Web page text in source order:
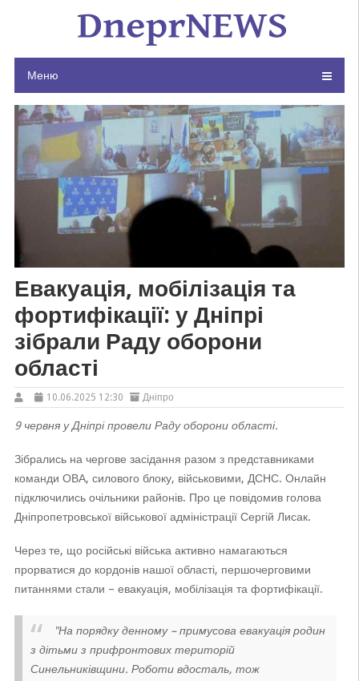
Меню
Евакуація, мобілізація та
фортифікації: у Дніпрі
зібрали Раду оборони
області
10.06.2025 12:30 Дніпро
9 червня у Дніпрі провели Раду оборони області.
Зібрались на чергове засідання разом з представниками
команди ОВА, силового блоку, військовими, ДСНС. Онлайн
підключились очільники районів. Про це повідомив голова
Дніпропетровської військової адміністрації Сергій Лисак.
Через те, що російські війська активно намагаються
прорватися до кордонів нашої області, першочерговими
питаннями стали – евакуація, мобілізація та фортифікації.
"На порядку денному – примусова евакуація родин
з дітьми з прифронтових територій
Синельниківщини. Роботи вдосталь, тож